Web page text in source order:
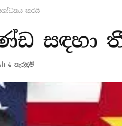
කරයි
සඳහා
4 නැරඹු​ම්